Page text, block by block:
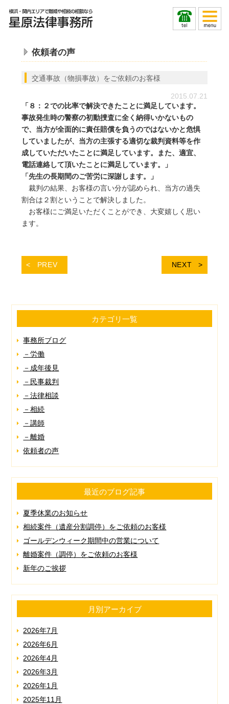
依頼者の声
交通事故（物損事故）をご依頼のお客様
2015.07.21
「８：２での比率で解決できたことに満足しています。
事故発生時の警察の初動捜査に全く納得いかないもの
で、当方が全面的に責任賠償を負うのではないかと危惧
していましたが、当方の主張する適切な裁判資料等を作
成していただいたことに満足しています。また、適宜、
電話連絡して頂いたことに満足しています。」
「先生の長期間のご苦労に深謝します。」
裁判の結果、お客様の言い分が認められ、当方の過失
割合は２割ということで解決しました。
お客様にご満足いただくことができ、大変嬉しく思い
ます。
PREV NEXT
カテゴリ一覧
事務所ブログ
－労働
－成年後見
－民事裁判
－法律相談
－相続
－講師
－離婚
依頼者の声
最近のブログ記事
夏季休業のお知らせ
相続案件（遺産分割調停）をご依頼のお客様
ゴールデンウィーク期間中の営業について
離婚案件（調停）をご依頼のお客様
新年のご挨拶
月別アーカイブ
2026年7月
2026年6月
2026年4月
2026年3月
2026年1月
2025年11月